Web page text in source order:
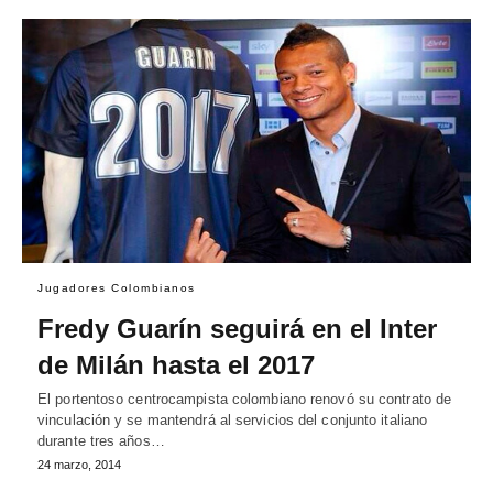
Jugadores Colombianos
Fredy Guarín seguirá en el Inter
de Milán hasta el 2017
El portentoso centrocampista colombiano renovó su contrato de
vinculación y se mantendrá al servicios del conjunto italiano
durante tres años…
24 marzo, 2014